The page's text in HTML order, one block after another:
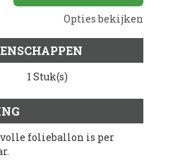
Opties bekijken
1 Stuk(s)
folieballon is per